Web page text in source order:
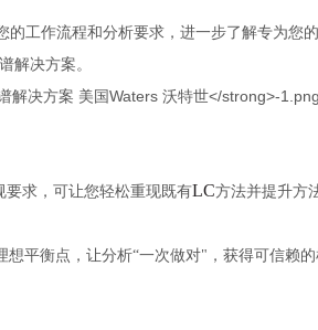
的工作流程和分析要求，进一步了解专为您
解决方案。
要求，可让您轻松重现既有LC方法并提升方
想平衡点，让分析“一次做对" ，获得可信赖